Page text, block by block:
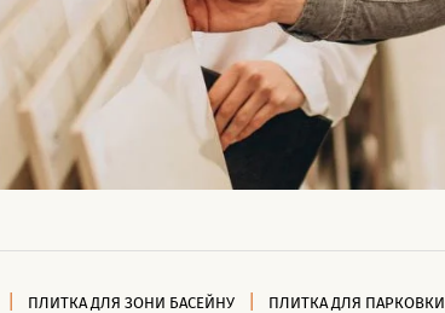
ПЛИТКА ДЛЯ ЗОНИ БАСЕЙНУ ПЛИТКА ДЛЯ ПАРКОВКИ